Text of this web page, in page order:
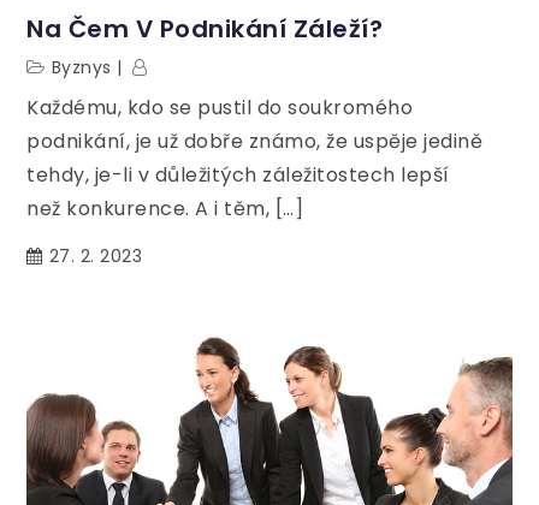
Na Čem V Podnikání Záleží?
Byznys
Každému, kdo se pustil do soukromého
podnikání, je už dobře známo, že uspěje jedině
tehdy, je-li v důležitých záležitostech lepší
než konkurence. A i těm, […]
27. 2. 2023